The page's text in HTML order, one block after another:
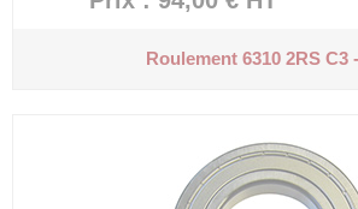
Roulement 6310 2RS C3